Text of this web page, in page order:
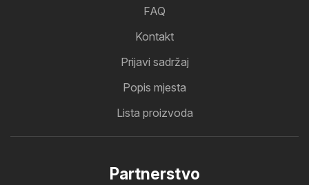
FAQ
Kontakt
Prijavi sadržaj
Popis mjesta
Lista proizvoda
Partnerstvo